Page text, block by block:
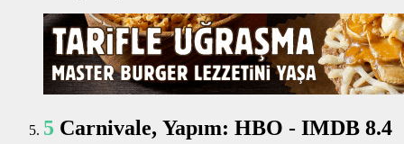
5 Carnivale, Yapım: HBO - IMDB 8.4